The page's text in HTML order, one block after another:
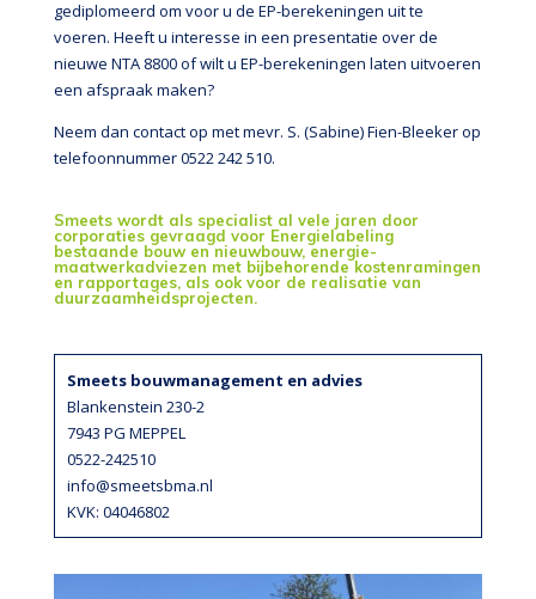
gediplomeerd om voor u de EP-berekeningen uit te
voeren. Heeft u interesse in een presentatie over de
nieuwe NTA 8800 of wilt u EP-berekeningen laten uitvoeren
een afspraak maken?
Neem dan contact op met mevr. S. (Sabine) Fien-Bleeker op
telefoonnummer 0522 242 510.
Smeets wordt als specialist al vele jaren door
corporaties gevraagd voor Energielabeling
bestaande bouw en nieuwbouw, energie-
maatwerkadviezen met bijbehorende kostenramingen
en rapportages, als ook voor de realisatie van
duurzaamheidsprojecten.
Smeets bouwmanagement en advies
Blankenstein 230-2
7943 PG MEPPEL
0522-242510
info@smeetsbma.nl
KVK: 04046802